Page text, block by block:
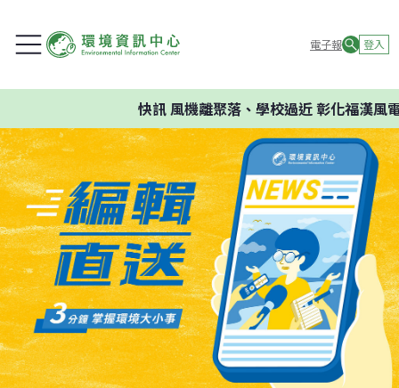
電子報 登入
快訊風機離聚落、學校過近 彰化福漢風電